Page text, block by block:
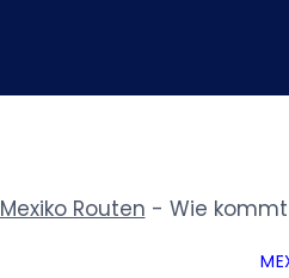
Mexiko Routen - Wie